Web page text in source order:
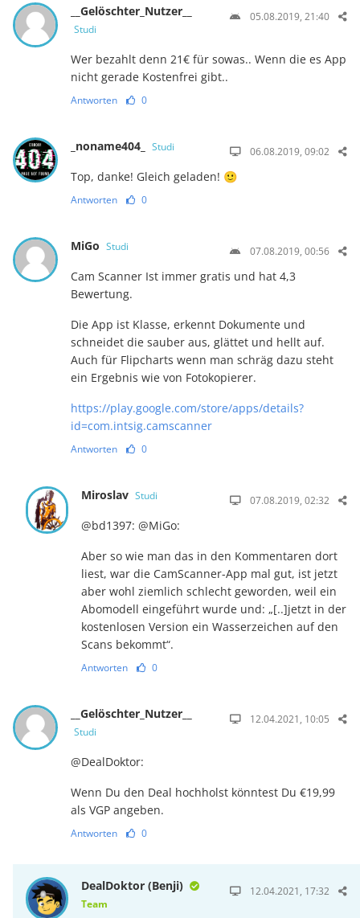
__Gelöschter_Nutzer__
Studi
05.08.2019, 21:40
Wer bezahlt denn 21€ für sowas.. Wenn die es App
nicht gerade Kostenfrei gibt..
Antworten 0
_noname404_ Studi 06.08.2019, 09:02
Top, danke! Gleich geladen! 🙂
Antworten 0
MiGo Studi 07.08.2019, 00:56
Cam Scanner Ist immer gratis und hat 4,3
Bewertung.
Die App ist Klasse, erkennt Dokumente und
schneidet die sauber aus, glättet und hellt auf.
Auch für Flipcharts wenn man schräg dazu steht
ein Ergebnis wie von Fotokopierer.
https://play.google.com/store/apps/details?
id=com.intsig.camscanner
Antworten 0
Miroslav Studi 07.08.2019, 02:32
@bd1397: @MiGo:
Aber so wie man das in den Kommentaren dort
liest, war die CamScanner-App mal gut, ist jetzt
aber wohl ziemlich schlecht geworden, weil ein
Abomodell eingeführt wurde und: „[..]jetzt in der
kostenlosen Version ein Wasserzeichen auf den
Scans bekommt“.
Antworten 0
__Gelöschter_Nutzer__
Studi
12.04.2021, 10:05
@DealDoktor:
Wenn Du den Deal hochholst könntest Du €19,99
als VGP angeben.
Antworten 0
DealDoktor (Benji)
Team
12.04.2021, 17:32